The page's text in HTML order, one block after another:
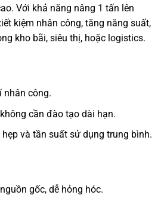
Với khả năng nâng 1 tấn lên
kiệm nhân công, tăng năng suất,
kho bãi, siêu thị, hoặc logistics.
nhân công.
cần đào tạo dài hạn.
và tần suất sử dụng trung bình.
gốc, dễ hỏng hóc.